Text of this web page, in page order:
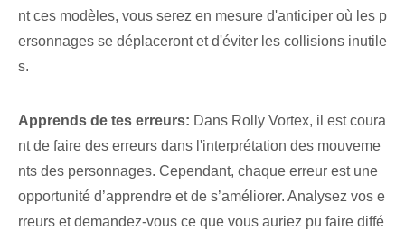
nt ces modèles, vous serez en mesure d'anticiper où les p
ersonnages se déplaceront et d'éviter les collisions inutile
s.
Apprends de tes erreurs: Dans Rolly Vortex, il est coura
nt de faire des erreurs dans l'interprétation des mouveme
nts des personnages. Cependant, chaque erreur est une
opportunité d’apprendre et de s’améliorer. Analysez vos e
rreurs et demandez-vous ce que vous auriez pu faire diffé